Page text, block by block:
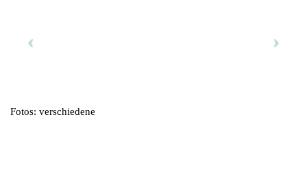
Fotos: verschiedene